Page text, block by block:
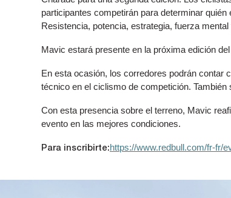
participantes competirán para determinar
Resistencia, potencia, estrategia, fuerza
Mavic estará presente en la próxima edición
En esta ocasión, los corredores podrán contar
técnico en el ciclismo de competición.
Con esta presencia sobre el terreno, Mavic
evento en las mejores condiciones.
Para inscribirte:https://www.redbull.com/fr-fr/